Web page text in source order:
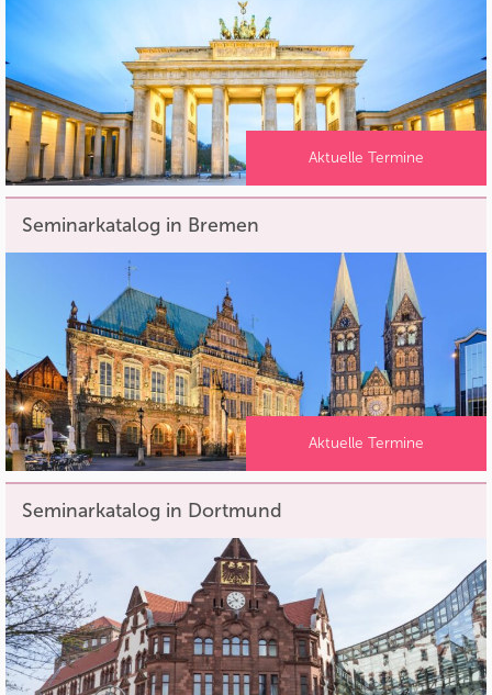
Aktuelle Termine
Seminarkatalog in Bremen
Aktuelle Termine
Seminarkatalog in Dortmund